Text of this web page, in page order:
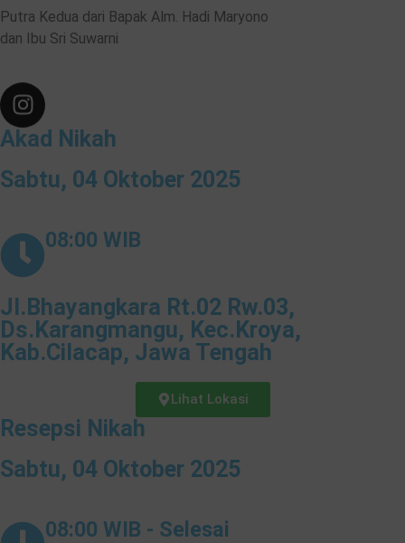
Putra Kedua dari Bapak Alm. Hadi Maryono
dan Ibu Sri Suwarni
Akad Nikah
Sabtu, 04 Oktober 2025
08:00 WIB
Jl.Bhayangkara Rt.02 Rw.03,
Ds.Karangmangu, Kec.Kroya,
Kab.Cilacap, Jawa Tengah
Lihat Lokasi
Resepsi Nikah
Sabtu, 04 Oktober 2025
08:00 WIB - Selesai